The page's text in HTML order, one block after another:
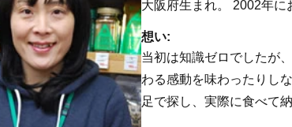
大阪府生まれ。 2002年に
想い:
当初は知識ゼロでしたが
わる感動を味わったりし
足で探し、実際に食べて